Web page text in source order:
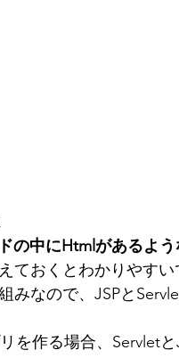
の中にHtmlがあるよ
ておくとわかりやす
みなので、JSPと
を作る場合、Servletと